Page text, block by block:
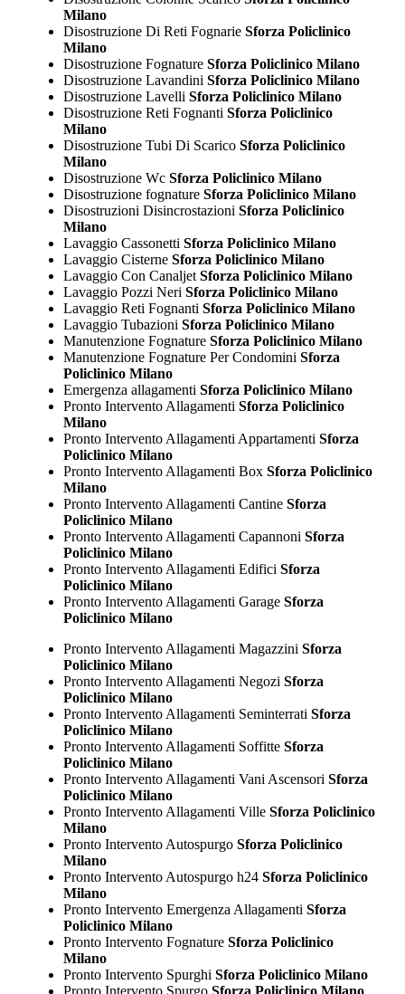
Milano
Disostruzione Di Reti FognarieSforza Policlinico
Milano
Disostruzione FognatureSforza Policlinico Milano
Disostruzione Lavandini Sforza Policlinico Milano
Disostruzione Lavelli Sforza Policlinico Milano
Disostruzione Reti Fognanti Sforza Policlinico
Milano
Disostruzione Tubi Di ScaricoSforza Policlinico
Milano
Disostruzione WcSforza Policlinico Milano
Disostruzione fognatureSforza Policlinico Milano
Disostruzioni Disincrostazioni Sforza Policlinico
Milano
Lavaggio Cassonetti Sforza Policlinico Milano
Lavaggio CisterneSforza Policlinico Milano
Lavaggio Con CanaljetSforza Policlinico Milano
Lavaggio Pozzi Neri Sforza Policlinico Milano
Lavaggio Reti Fognanti Sforza Policlinico Milano
Lavaggio Tubazioni Sforza Policlinico Milano
Manutenzione FognatureSforza Policlinico Milano
Manutenzione Fognature Per Condomini Sforza
Policlinico Milano
Emergenza allagamenti Sforza Policlinico Milano
Pronto Intervento Allagamenti Sforza Policlinico
Milano
Pronto Intervento Allagamenti Appartamenti Sforza
Policlinico Milano
Pronto Intervento Allagamenti BoxSforza Policlinico
Milano
Pronto Intervento Allagamenti CantineSforza
Policlinico Milano
Pronto Intervento Allagamenti Capannoni Sforza
Policlinico Milano
Pronto Intervento Allagamenti Edifici Sforza
Policlinico Milano
Pronto Intervento Allagamenti GarageSforza
Policlinico Milano
Pronto Intervento Allagamenti Magazzini Sforza
Policlinico Milano
Pronto Intervento Allagamenti Negozi Sforza
Policlinico Milano
Pronto Intervento Allagamenti Seminterrati Sforza
Policlinico Milano
Pronto Intervento Allagamenti SoffitteSforza
Policlinico Milano
Pronto Intervento Allagamenti Vani Ascensori Sforza
Policlinico Milano
Pronto Intervento Allagamenti VilleSforza Policlinico
Milano
Pronto Intervento AutospurgoSforza Policlinico
Milano
Pronto Intervento Autospurgo h24Sforza Policlinico
Milano
Pronto Intervento Emergenza Allagamenti Sforza
Policlinico Milano
Pronto Intervento FognatureSforza Policlinico
Milano
Pronto Intervento Spurghi Sforza Policlinico Milano